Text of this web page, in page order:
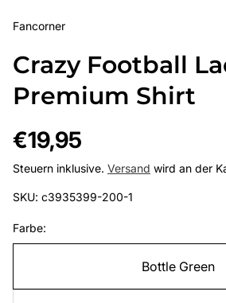
Fancorner
Crazy Football
Premium Shirt
Regulärer
Preis
€19,95
Steuern inklusive. Versand wird an der
SKU: c3935399-200-1
Farbe:
Bottle Green